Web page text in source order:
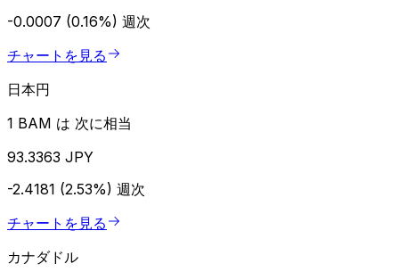
-0.0007 (0.16%) 週次
チャートを見る
日本円
1 BAM は 次に相当
93.3363 JPY
-2.4181 (2.53%) 週次
チャートを見る
カナダドル